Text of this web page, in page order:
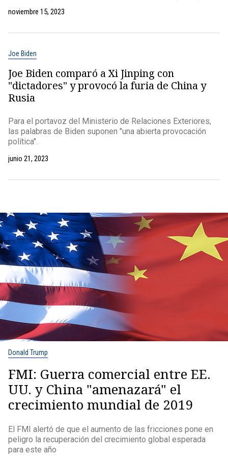
noviembre 15, 2023
Joe Biden
Joe Biden comparó a Xi Jinping con
"dictadores" y provocó la furia de China y
Rusia
Para el portavoz del Ministerio de Relaciones Exteriores,
las palabras de Biden suponen "una abierta provocación
política".
junio 21, 2023
Donald Trump
FMI: Guerra comercial entre EE.
UU. y China "amenazará" el
crecimiento mundial de 2019
El FMI alertó de que el aumento de las fricciones pone en
peligro la recuperación del crecimiento global esperada
para este año